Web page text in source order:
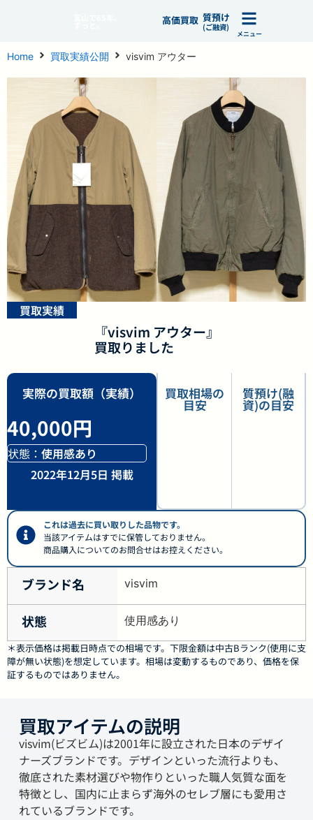
高価買取 質預け
(ご融資)
メニュー
Home 買取実績公開 visvim アウター
買取実績
『visvim アウター』
買取りました
実際の買取額（実績）
40,000円
状態： 使用感あり
2022年12月5日 掲載
買取相場の
目安
質預け(融
資)の目安
これは過去に買い取りした品物です。
当該アイテムはすでに保管しておりません。
商品購入についてのお問合せはお控えください。
ブランド名 visvim
状態 使用感あり
＊表示価格は掲載日時点での相場です。下限金額は中古Bランク(使用に支
障が無い状態)を想定しています。相場は変動するものであり、価格を保
証するものではありません。
買取アイテムの説明
visvim(ビズビム)は2001年に設立された日本のデザイ
ナーズブランドです。デザインといった流行よりも、
徹底された素材選びや物作りといった職人気質な面を
特徴とし、国内に止まらず海外のセレブ層にも愛用さ
れているブランドです。